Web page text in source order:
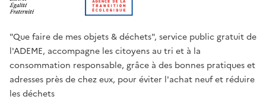
"Que faire de mes objets & déchets", service public gratuit de
l'ADEME, accompagne les citoyens au tri et à la
consommation responsable, grâce à des bonnes pratiques et
adresses près de chez eux, pour éviter l'achat neuf et réduire
les déchets